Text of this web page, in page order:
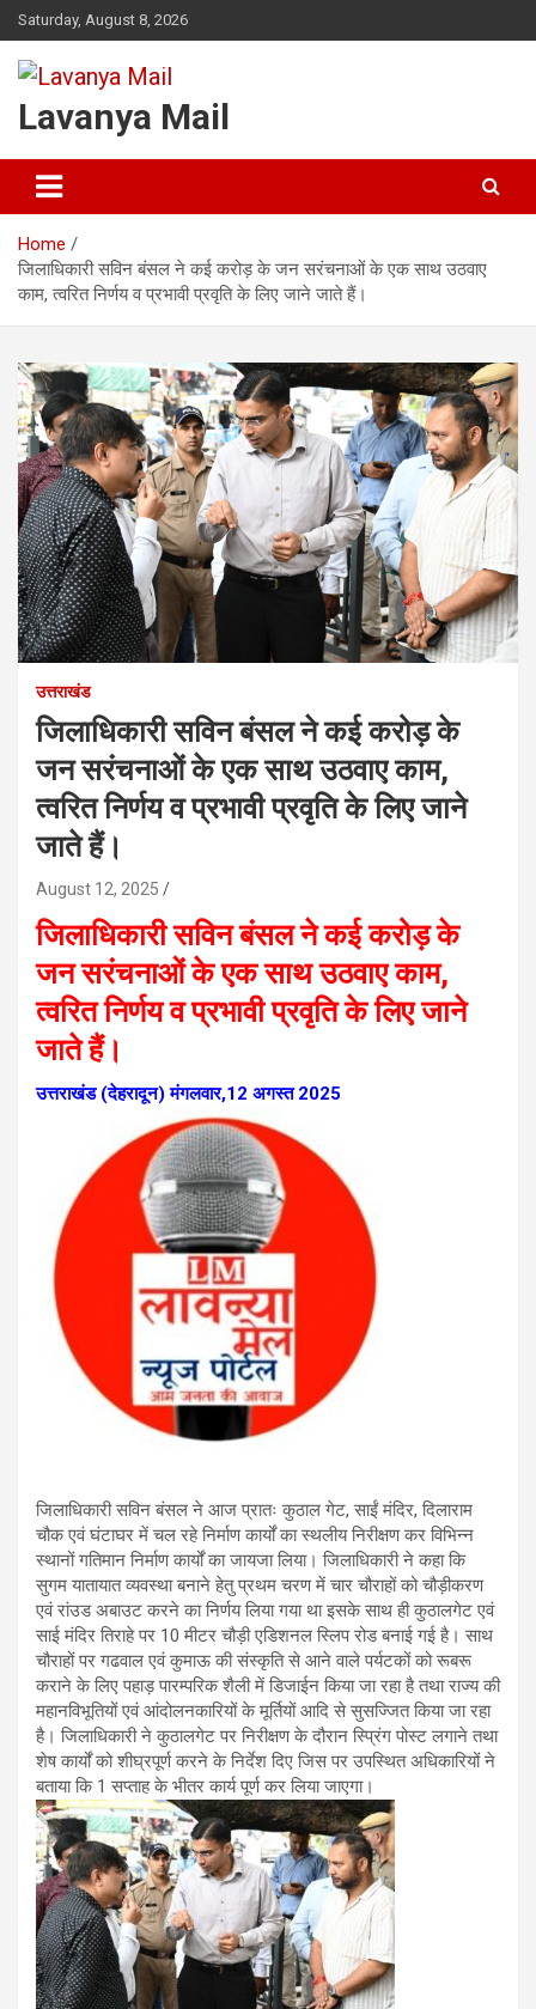
Skip
to
content
Saturday, August 8, 2026
Lavanya Mail
Home
जिलाधिकारी सविन बंसल ने कई करोड़ के जन सरंचनाओं के एक साथ उठवाए
काम, त्वरित निर्णय व प्रभावी प्रवृति के लिए जाने जाते हैं।
उत्तराखंड
जिलाधिकारी सविन बंसल ने कई करोड़ के
जन सरंचनाओं के एक साथ उठवाए काम,
त्वरित निर्णय व प्रभावी प्रवृति के लिए जाने
जाते हैं।
August 12, 2025
जिलाधिकारी सविन बंसल ने कई करोड़ के
जन सरंचनाओं के एक साथ उठवाए काम,
त्वरित निर्णय व प्रभावी प्रवृति के लिए जाने
जाते हैं।
उत्तराखंड (देहरादून) मंगलवार,12 अगस्त 2025
जिलाधिकारी सविन बंसल ने आज प्रातः कुठाल गेट, साईं मंदिर, दिलाराम
चौक एवं घंटाघर में चल रहे निर्माण कार्यों का स्थलीय निरीक्षण कर विभिन्न
स्थानों गतिमान निर्माण कार्यों का जायजा लिया। जिलाधिकारी ने कहा कि
सुगम यातायात व्यवस्था बनाने हेतु प्रथम चरण में चार चौराहों को चौड़ीकरण
एवं रांउड अबाउट करने का निर्णय लिया गया था इसके साथ ही कुठालगेट एवं
साई मंदिर तिराहे पर 10 मीटर चौड़ी एडिशनल स्लिप रोड बनाई गई है। साथ
चौराहों पर गढवाल एवं कुमाऊ की संस्कृति से आने वाले पर्यटकों को रूबरू
कराने के लिए पहाड़ पारम्परिक शैली में डिजाईन किया जा रहा है तथा राज्य की
महानविभूतियों एवं आंदोलनकारियों के मूर्तियों आदि से सुसज्जित किया जा रहा
है। जिलाधिकारी ने कुठालगेट पर निरीक्षण के दौरान स्प्रिंग पोस्ट लगाने तथा
शेष कार्यों को शीघ्रपूर्ण करने के निर्देश दिए जिस पर उपस्थित अधिकारियों ने
बताया कि 1 सप्ताह के भीतर कार्य पूर्ण कर लिया जाएगा।